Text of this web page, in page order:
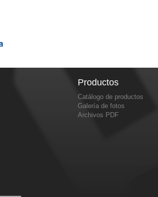
Productos
Catálogo de productos
Galería de fotos
Archivos PDF